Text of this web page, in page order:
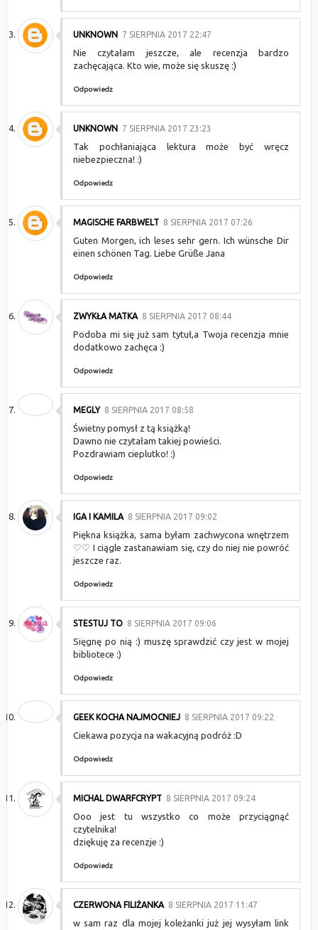
UNKNOWN 7 SIERPNIA 2017 22:47
Nie czytałam jeszcze, ale recenzja bardzo
zachęcająca. Kto wie, może się skuszę :)
Odpowiedz
UNKNOWN 7 SIERPNIA 2017 23:23
Tak pochłaniająca lektura może być wręcz
niebezpieczna! :)
Odpowiedz
MAGISCHE FARBWELT 8 SIERPNIA 2017 07:26
Guten Morgen, ich leses sehr gern. Ich wünsche Dir
einen schönen Tag. Liebe Grüße Jana
Odpowiedz
ZWYKŁA MATKA 8 SIERPNIA 2017 08:44
Podoba mi się już sam tytuł,a Twoja recenzja mnie
dodatkowo zachęca :)
Odpowiedz
MEGLY 8 SIERPNIA 2017 08:58
Świetny pomysł z tą książką!
Dawno nie czytałam takiej powieści.
Pozdrawiam cieplutko! :)
Odpowiedz
IGA I KAMILA 8 SIERPNIA 2017 09:02
Piękna książka, sama byłam zachwycona wnętrzem
♡♡ I ciągle zastanawiam się, czy do niej nie powróć
jeszcze raz.
Odpowiedz
STESTUJ TO 8 SIERPNIA 2017 09:06
Sięgnę po nią :) muszę sprawdzić czy jest w mojej
bibliotece :)
Odpowiedz
GEEK KOCHA NAJMOCNIEJ 8 SIERPNIA 2017 09:22
Ciekawa pozycja na wakacyjną podróż :D
Odpowiedz
MICHAL DWARFCRYPT 8 SIERPNIA 2017 09:24
Ooo jest tu wszystko co może przyciągnąć
czytelnika!
dziękuję za recenzje :)
Odpowiedz
CZERWONA FILIŻANKA 8 SIERPNIA 2017 11:47
w sam raz dla mojej koleżanki już jej wysyłam link